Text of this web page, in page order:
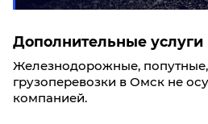
Дополнительные услуги
Железнодорожные,
грузоперевозки в Омск не
компанией.